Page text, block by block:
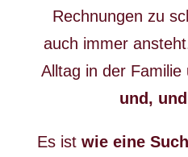
Rechnungen zu
auch immer
Alltag in der
und,
Es ist wie eine